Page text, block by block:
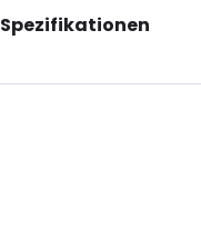
Spezifikationen
Internal Length: 222